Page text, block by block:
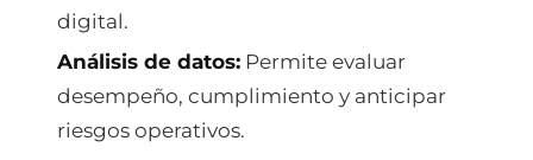
digital.
Análisis de datos:Permite evaluar
desempeño, cumplimiento y anticipar
riesgos operativos.